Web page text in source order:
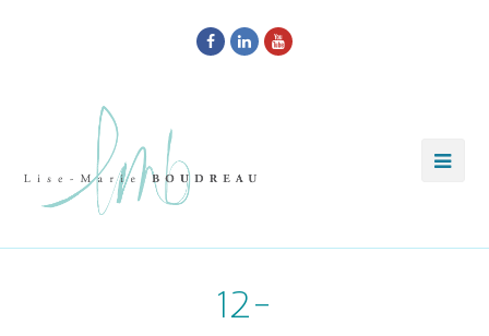
Facebook
LinkedInYoutube
12-